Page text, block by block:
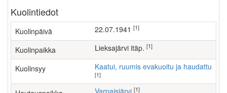
Kuolintiedot
Kuolinpäivä 22.07.1941 [1]
Kuolinpaikka Lieksajärvi itäp. [1]
Kuolinsyy Kaatui, ruumis evakuoitu ja haudattu
[1]
Varpaisjärvi [1]